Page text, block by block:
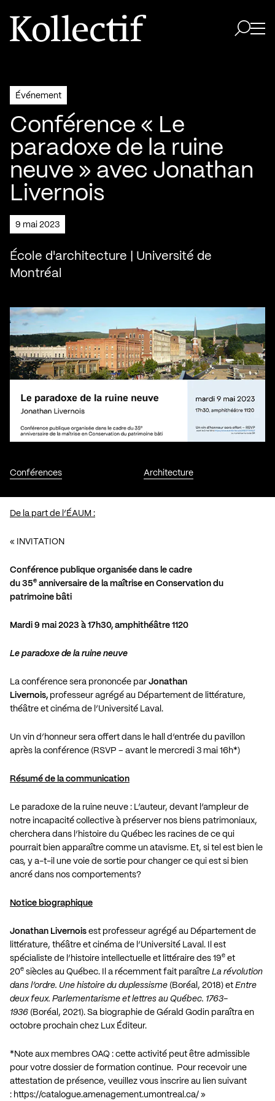
Aller à la page d'accueil
Logo Kollectif
Événement
Conférence « Le
paradoxe de la ruine
neuve » avec Jonathan
Livernois
9 mai 2023
École d'architecture | Université de
Montréal
Conférences Architecture
De la part de l’ÉAUM :
« INVITATION
Conférence publique organisée dans le cadre
du 35e anniversaire de la maîtrise en Conservation du
patrimoine bâti
Mardi 9 mai 2023 à 17h30, amphithéâtre 1120
Le paradoxe de la ruine neuve
La conférence sera prononcée par Jonathan
Livernois, professeur agrégé au Département de littérature,
théâtre et cinéma de l’Université Laval.
Un vin d’honneur sera offert dans le hall d’entrée du pavillon
après la conférence (RSVP – avant le mercredi 3 mai 16h*)
Résumé de la communication
Le paradoxe de la ruine neuve : L’auteur, devant l’ampleur de
notre incapacité collective à préserver nos biens patrimoniaux,
cherchera dans l’histoire du Québec les racines de ce qui
pourrait bien apparaître comme un atavisme. Et, si tel est bien le
cas, y a-t-il une voie de sortie pour changer ce qui est si bien
ancré dans nos comportements?
Notice biographique
Jonathan Livernois est professeur agrégé au Département de
littérature, théâtre et cinéma de l’Université Laval. Il est
spécialiste de l’histoire intellectuelle et littéraire des 19e et
20e siècles au Québec. Il a récemment fait paraître La révolution
dans l’ordre. Une histoire du duplessisme (Boréal, 2018) et Entre
deux feux. Parlementarisme et lettres au Québec. 1763-
1936 (Boréal, 2021). Sa biographie de Gérald Godin paraîtra en
octobre prochain chez Lux Éditeur.
*Note aux membres OAQ : cette activité peut être admissible
pour votre dossier de formation continue. Pour recevoir une
attestation de présence, veuillez vous inscrire au lien suivant
: https://catalogue.amenagement.umontreal.ca/ »